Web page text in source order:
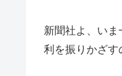
新聞社よ、い
利を振りかざ